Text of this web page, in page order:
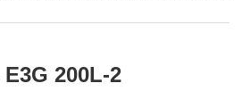
200L-2